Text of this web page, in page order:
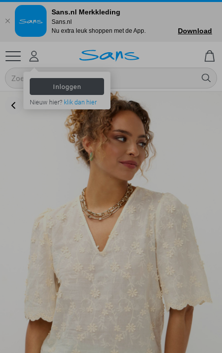
Inloggen
Nieuw hier? klik dan hier
Sans.nl Merkkleding
Sans.nl
Nu extra leuk shoppen met de App.
Download